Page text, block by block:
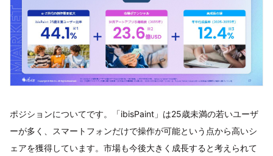
ポジションについてです。「ibisPaint」は25歳未満の若いユーザ
ーが多く、スマートフォンだけで操作が可能という点から高いシ
ェアを獲得しています。市場も今後大きく成長すると考えられて